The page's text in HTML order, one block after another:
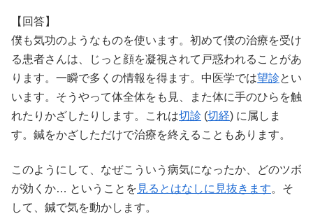
【回答】
僕も気功のようなものを使います。初めて僕の治療を受け
る患者さんは、じっと顔を凝視されて戸惑われることがあ
ります。一瞬で多くの情報を得ます。中医学では望診とい
います。そうやって体全体をも見、また体に手のひらを触
れたりかざしたりします。これは切診 (切経) に属しま
す。鍼をかざしただけで治療を終えることもあります。
このようにして、なぜこういう病気になったか、どのツボ
が効くか… ということを 見るとはなしに見抜きます。そ
して、鍼で気を動かします。